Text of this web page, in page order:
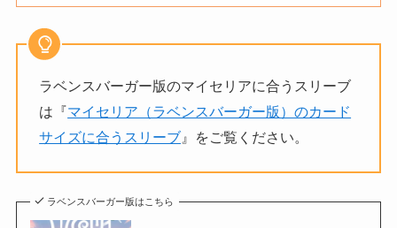
ラベンスバーガー版のマイセリアに合うスリーブ
は『マイセリア（ラベンスバーガー版）のカード
サイズに合うスリーブ 』をご覧ください。
ラベンスバーガー版はこちら